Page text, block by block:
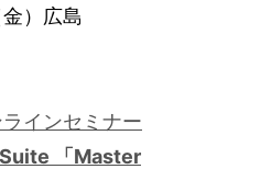
）広島
インセミナー
Suite 「Master